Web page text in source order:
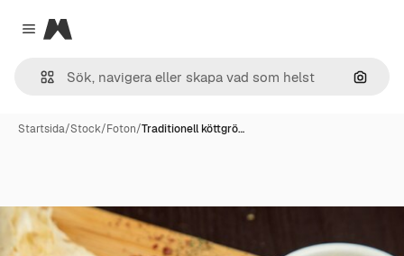
Close menu
Magnific
Sök
Startsida/Stock/Foton/Traditionell köttgrö…